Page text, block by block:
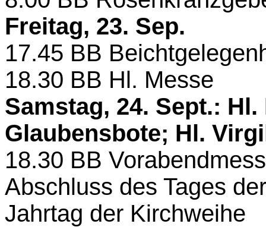
Freitag, 23. Sep.
17.45 BB
18.30 BB Hl. Messe
Samstag, 24. Sept.:
Glaubensbote; Hl.
18.30 BB
Abschluss des Tages
Jahrtag der Kirchweihe